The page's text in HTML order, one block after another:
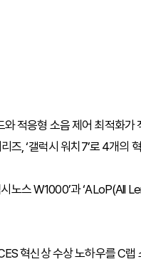
적응형 소음 제어 최적화가
리즈, ‘갤럭시 워치7’로 4개의
시노스 W1000’과 ‘ALoP(All
혁신상 수상 노하우를 C